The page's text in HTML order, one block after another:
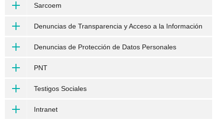
Sarcoem
Denuncias de Transparencia y Acceso a la Información
Denuncias de Protección de Datos Personales
PNT
Testigos Sociales
Intranet